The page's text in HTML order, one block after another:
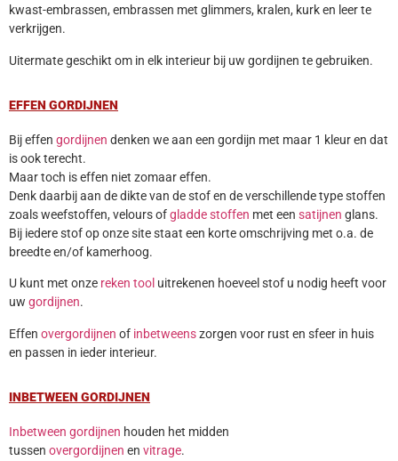
kwast-embrassen, embrassen met glimmers, kralen, kurk en leer te
verkrijgen.
Uitermate geschikt om in elk interieur bij uw gordijnen te gebruiken.
EFFEN GORDIJNEN
Bij effen gordijnen denken we aan een gordijn met maar 1 kleur en dat
is ook terecht.
Maar toch is effen niet zomaar effen.
Denk daarbij aan de dikte van de stof en de verschillende type stoffen
zoals weefstoffen, velours ofgladde stoffen met een satijnen glans.
Bij iedere stof op onze site staat een korte omschrijving met o.a. de
breedte en/of kamerhoog.
U kunt met onze reken tool uitrekenen hoeveel stof u nodig heeft voor
uw gordijnen.
Effen overgordijnen of inbetweenszorgen voor rust en sfeer in huis
en passen in ieder interieur.
INBETWEEN GORDIJNEN
Inbetween gordijnen houden het midden
tussen overgordijnen en vitrage.